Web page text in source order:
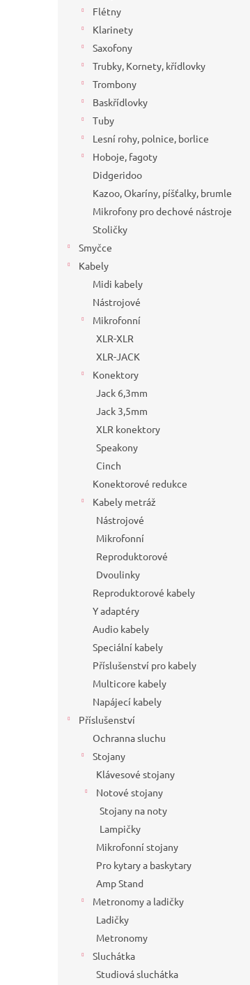
Flétny
Klarinety
Saxofony
Trubky, Kornety, křídlovky
Trombony
Baskřídlovky
Tuby
Lesní rohy, polnice, borlice
Hoboje, fagoty
Didgeridoo
Kazoo, Okaríny, píšťalky, brumle
Mikrofony pro dechové nástroje
Stoličky
Smyčce
Kabely
Midi kabely
Nástrojové
Mikrofonní
XLR-XLR
XLR-JACK
Konektory
Jack 6,3mm
Jack 3,5mm
XLR konektory
Speakony
Cinch
Konektorové redukce
Kabely metráž
Nástrojové
Mikrofonní
Reproduktorové
Dvoulinky
Reproduktorové kabely
Y adaptéry
Audio kabely
Speciální kabely
Příslušenství pro kabely
Multicore kabely
Napájecí kabely
Příslušenství
Ochranna sluchu
Stojany
Klávesové stojany
Notové stojany
Stojany na noty
Lampičky
Mikrofonní stojany
Pro kytary a baskytary
Amp Stand
Metronomy a ladičky
Ladičky
Metronomy
Sluchátka
Studiová sluchátka